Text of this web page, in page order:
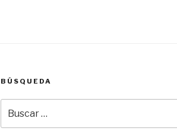
BÚSQUEDA
por: